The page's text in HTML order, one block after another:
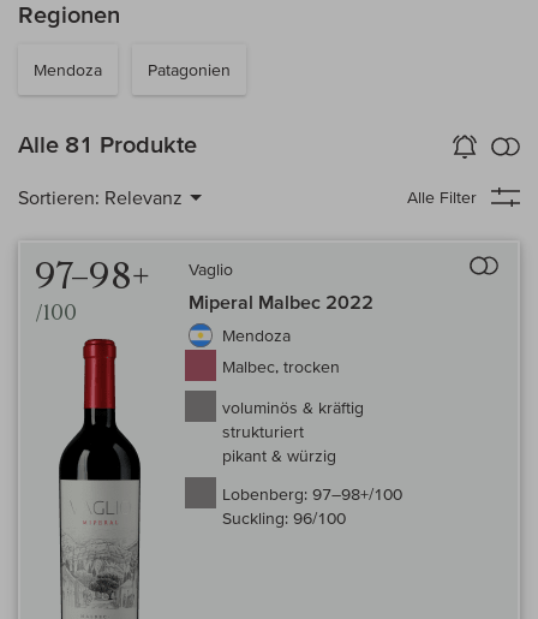
Regionen
Mendoza Patagonien
Alle 81 Produkte Wein-Alarm
aktivieren
Sortieren: Relevanz Alle Filter
97–98+
/100
Vaglio
Miperal Malbec 2022
Mendoza
Malbec, trocken
voluminös & kräftig
strukturiert
pikant & würzig
Lobenberg: 97–98+/100
Suckling: 96/100